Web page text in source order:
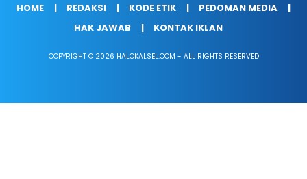
HOME REDAKSI KODE ETIK
PEDOMAN MEDIA
HAK JAWAB
KONTAK IKLAN
COPYRIGHT © 2026 HALOKALSEL.COM - ALL RIGHTS RESERVED